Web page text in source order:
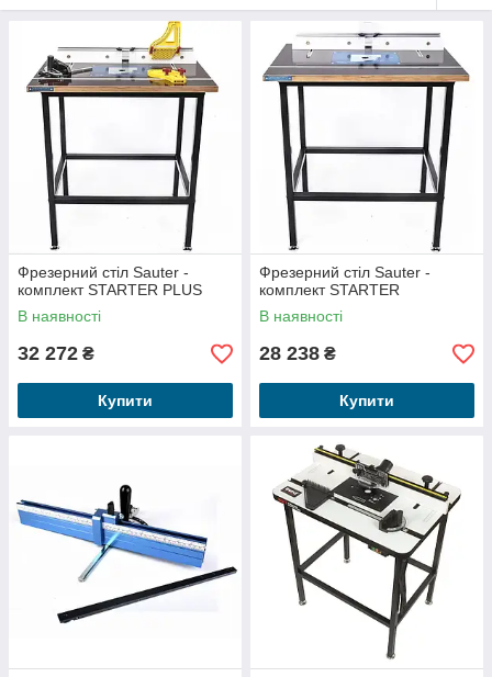
Фрезерний стіл Sauter -
комплект STARTER PLUS
В наявності
32 272 ₴
Купити
Фрезерний стіл Sauter -
комплект STARTER
В наявності
28 238 ₴
Купити